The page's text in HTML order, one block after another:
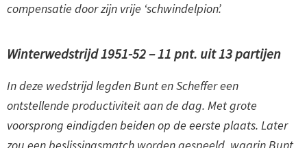
compensatie door zijn vrije ‘schwindelpion’.
Winterwedstrijd 1951-52 – 11 pnt. uit 13 partijen
In deze wedstrijd legden Bunt en Scheffer een
ontstellende productiviteit aan de dag. Met grote
voorsprong eindigden beiden op de eerste plaats. Later